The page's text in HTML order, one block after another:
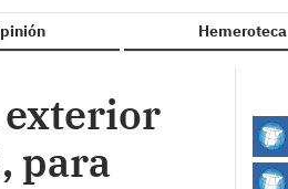
Hemeroteca
exterior
para